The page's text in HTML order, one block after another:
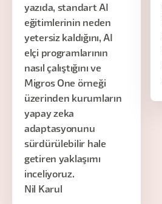
yazıda, standart AI
eğitimlerinin neden
yetersiz kaldığını, AI
elçi programlarının
nasıl çalıştığını ve
Migros One örneği
üzerinden kurumların
yapay zeka
adaptasyonunu
sürdürülebilir hale
getiren yaklaşımı
inceliyoruz.
Nil Karul